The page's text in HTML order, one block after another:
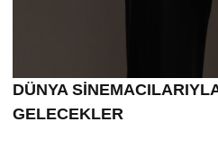
DÜNYA
GELECEKLER